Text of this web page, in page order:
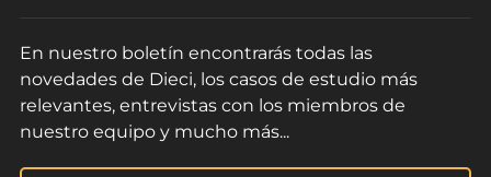
En nuestro boletín encontrarás todas las
novedades de Dieci, los casos de estudio más
relevantes, entrevistas con los miembros de
nuestro equipo y mucho más...